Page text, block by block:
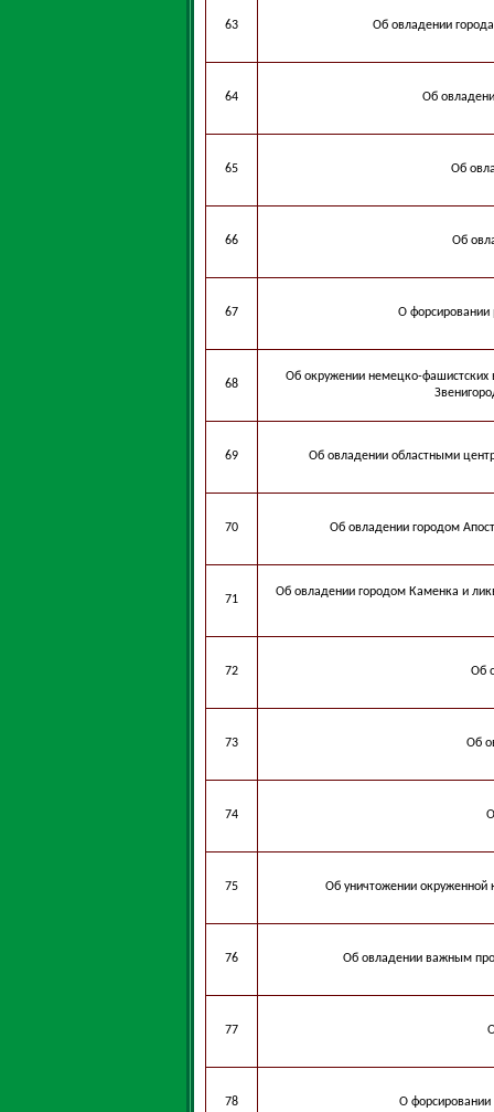
63 Об овладении
64 Об
65 Об
66 Об
67 О форсировании
68
Об окружении немецко-фашистских
69 Об овладении областными
70 Об овладении городом
71
Об овладении городом Каменка и
72 Об
73 Об
74
75 Об уничтожении окруженной
76 Об овладении важным
77
78 О форсировании